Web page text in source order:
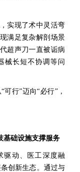
实现了术中灵活弯
满足复杂解剖场景
超声刀一直被诟病
械长短不协调等问
行”迈向“必行”，
基础设施支撑服务
驱动、医工深度融
创新生态。通过与